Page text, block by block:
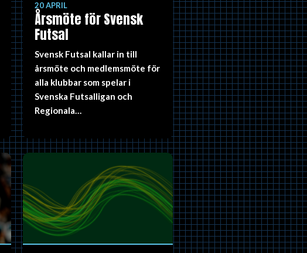
20 APRIL
Årsmöte för Svensk
Futsal
Svensk Futsal kallar in till
årsmöte och medlemsmöte för
alla klubbar som spelar i
Svenska Futsalligan och
Regionala…